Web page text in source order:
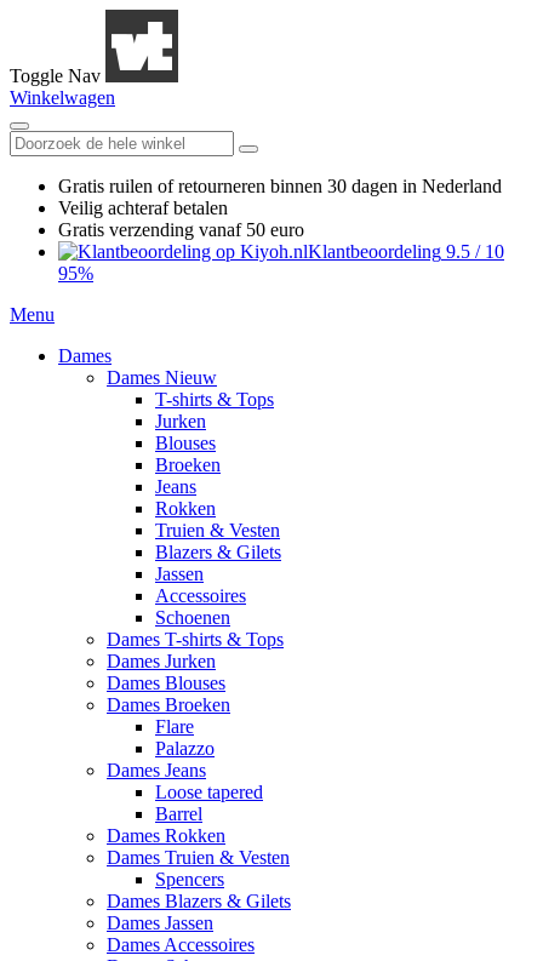
Toggle Nav
Winkelwagen
Gratis ruilen of retourneren binnen 30 dagen in Nederland
Veilig achteraf betalen
Gratis verzending vanaf 50 euro
Klantbeoordeling 9.5 / 10
95%
Menu
Dames
Dames Nieuw
T-shirts & Tops
Jurken
Blouses
Broeken
Jeans
Rokken
Truien & Vesten
Blazers & Gilets
Jassen
Accessoires
Schoenen
Dames T-shirts & Tops
Dames Jurken
Dames Blouses
Dames Broeken
Flare
Palazzo
Dames Jeans
Loose tapered
Barrel
Dames Rokken
Dames Truien & Vesten
Spencers
Dames Blazers & Gilets
Dames Jassen
Dames Accessoires